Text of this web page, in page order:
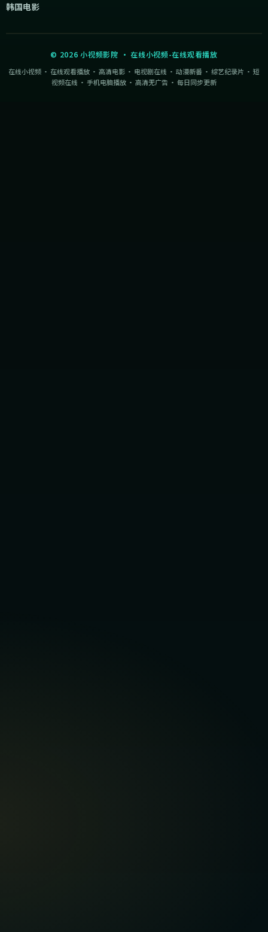
韩国电影
© 2026 小视频影院 ·在线小视频-在线观看播放
在线小视频 · 在线观看播放 · 高清电影 · 电视剧在线 · 动漫新番 · 综艺纪录片 · 短
视频在线 · 手机电脑播放 · 高清无广告 · 每日同步更新